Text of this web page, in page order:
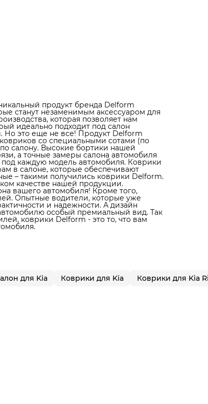
продукт бренда Delform
станут незаменимым аксессуаром для
которая позволяет нам
идеально подходит под салон
Но это еще не все! Продукт Delform
со специальными сотами (по
салону. Высокие бортики нашей
а точные замеры салона автомобиля
под каждую модель автомобиля. Коврики
в салоне, которые обеспечивают
– такими получились коврики Delform.
качестве нашей продукции.
вашего автомобиля! Кроме того,
Опытные водители, которые уже
и надежности. А дизайн
особый премиальный вид. Так
коврики Delform - это то, что вам
для Kia Коврики для Kia Коврики для Kia